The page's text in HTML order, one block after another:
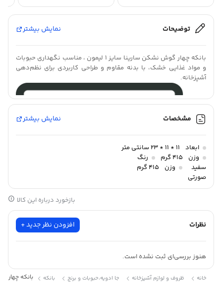
توضیحات نمایش بیشتر
بانکه چهار گوش نشکن سارینا سایز 1 لیمون ، مناسب نگهداری حبوبات
و مواد غذایی خشک، با بدنه مقاوم و طراحی کاربردی برای نظم‌دهی
آشپزخانه.
بانکه چهار گوش نشکن سارینا سایز 1 لیمون ،محصولات لیمون ، ترکیبی از
مشخصات نمایش بیشتر
ابعاد
11 * 11 * 23 سانتی متر
وزن
415 گرم
رنگ
سفید
صورتی
طوسی
وزن 415 گرم
بازخورد درباره این کالا
نظرات افزودن نظر جدید +
هنوز بررسی‌ای ثبت نشده است.
خانه ظروف و لوازم آشپزخانه جا ادویه،حبوبات و برنج بانکه بانکه چهار